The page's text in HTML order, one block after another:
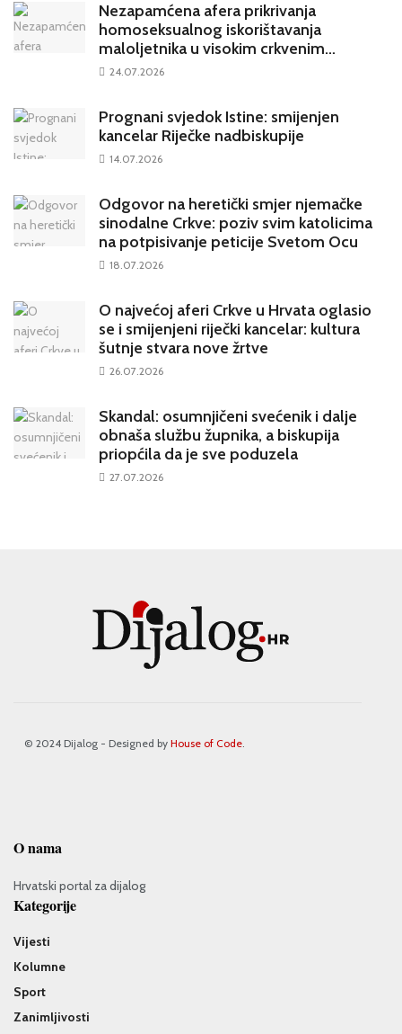
Nezapamćena afera prikrivanja
homoseksualnog iskorištavanja
maloljetnika u visokim crkvenim
krugovima potresa Hrvatsku
24.07.2026
Prognani svjedok Istine: smijenjen
kancelar Riječke nadbiskupije
14.07.2026
Odgovor na heretički smjer njemačke
sinodalne Crkve: poziv svim katolicima
na potpisivanje peticije Svetom Ocu
18.07.2026
O najvećoj aferi Crkve u Hrvata oglasio
se i smijenjeni riječki kancelar: kultura
šutnje stvara nove žrtve
26.07.2026
Skandal: osumnjičeni svećenik i dalje
obnaša službu župnika, a biskupija
priopćila da je sve poduzela
27.07.2026
© 2024 Dijalog - Designed by House of Code
O nama
Hrvatski portal za dijalog
Kategorije
Vijesti
Kolumne
Sport
Zanimljivosti